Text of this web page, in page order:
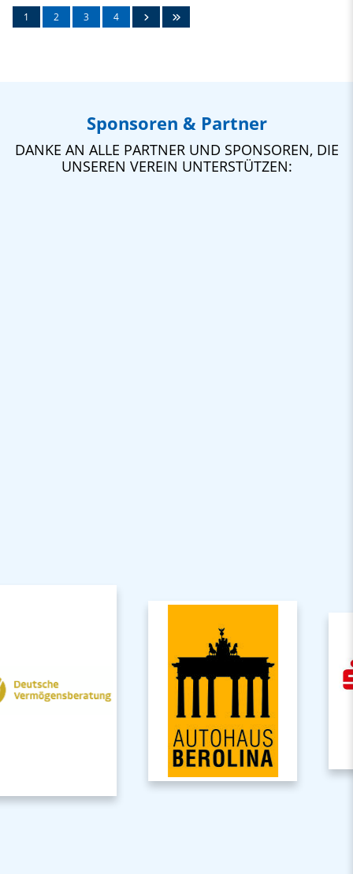
1 2 3 4
Sponsoren & Partner
DANKE AN ALLE PARTNER UND SPONSOREN, DIE
UNSEREN VEREIN UNTERSTÜTZEN: